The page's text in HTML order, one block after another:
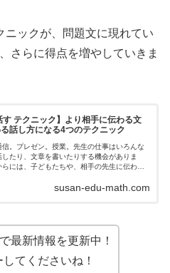
ニックが、問題文に現れてい
さらに得点を増やしていきま
す テクニック】より相手に伝わる文
話し方になる4つのテクニック
信。プレゼン。授業。先生の仕事はいろんな
したり、文章を書いたりする機会がありま
には、子どもたちや、相手の先生に伝わる
し方になる4つのテクニックを紹介...
susan-edu-math.com
最新情報を更新中！
てくださいね！